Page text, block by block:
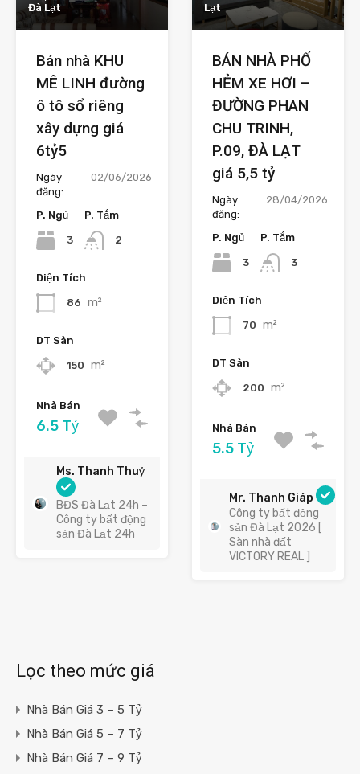
Đà Lạt
Bán nhà KHU
MÊ LINH đường
ô tô sổ riêng
xây dựng giá
6tỷ5
Ngày
đăng:
02/06/2026
P. Ngủ
3
P. Tắm
2
Diện Tích
86 m²
DT Sàn
150 m²
Nhà Bán
6.5 Tỷ
Ms. Thanh Thuỷ
BĐS Đà Lạt 24h –
Công ty bất động
sản Đà Lạt 24h
Lạt
BÁN NHÀ PHỐ
HẺM XE HƠI –
ĐƯỜNG PHAN
CHU TRINH,
P.09, ĐÀ LẠT
giá 5,5 tỷ
Ngày
đăng:
28/04/2026
P. Ngủ
3
P. Tắm
3
Diện Tích
70 m²
DT Sàn
200 m²
Nhà Bán
5.5 Tỷ
Mr. Thanh Giáp
Công ty bất động
sản Đà Lạt 2026 [
Sàn nhà đất
VICTORY REAL ]
Lọc theo mức giá
Nhà Bán Giá 3 – 5 Tỷ
Nhà Bán Giá 5 – 7 Tỷ
Nhà Bán Giá 7 – 9 Tỷ